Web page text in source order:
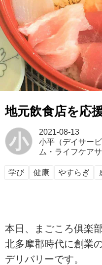
地元飲食店を応
小
2021-08-13
小平（デイサービ
ム・ライフケア
学び 健康 やすらぎ
本日、まごころ俱楽
北多摩郡時代に創業
デリバリーです。